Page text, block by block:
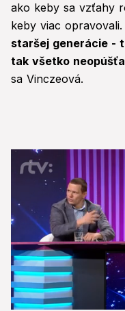
ako keby sa vzťahy
keby viac
staršej generácie -
tak všetko
sa Vinczeová.